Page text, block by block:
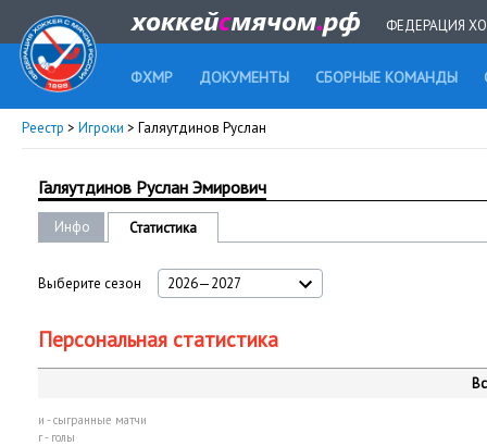
ФЕДЕРАЦИЯ
ФХМР ДОКУМЕНТЫ СБОРНЫЕ КОМАНДЫ
Реестр > Игроки > Галяутдинов Руслан
Галяутдинов Руслан Эмирович
Инфо Статистика
Выберите сезон 2026—2027
Персональная статистика
и - сыгранные матчи
г - голы